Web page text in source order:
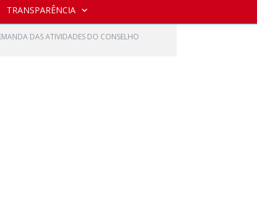
TRANSPARÊNCIA
DAS ATIVIDADES DO CONSELHO